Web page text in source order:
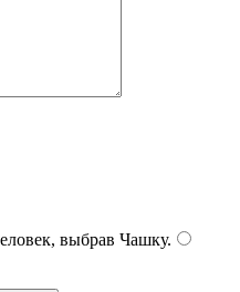
выбрав Чашку.